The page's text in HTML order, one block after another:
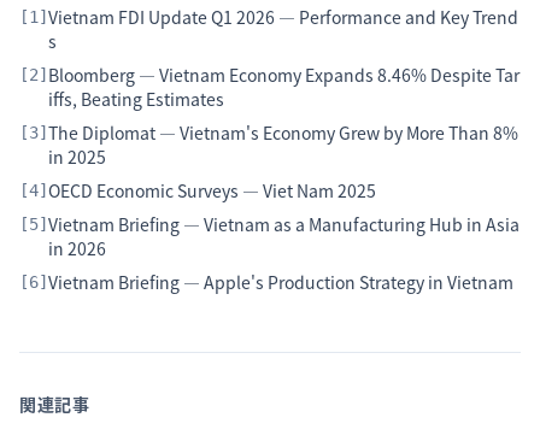
[1 ] Vietnam FDI Update Q1 2026 — Performance and Key Trend
s
[2] Bloomberg — Vietnam Economy Expands 8.46% Despite Tar
iffs, Beating Estimates
[3] The Diplomat — Vietnam's Economy Grew by More Than 8%
in 2025
[4] OECD Economic Surveys — Viet Nam 2025
[5] Vietnam Briefing — Vietnam as a Manufacturing Hub in Asia
in 2026
[6] Vietnam Briefing — Apple's Production Strategy in Vietnam
関連記事